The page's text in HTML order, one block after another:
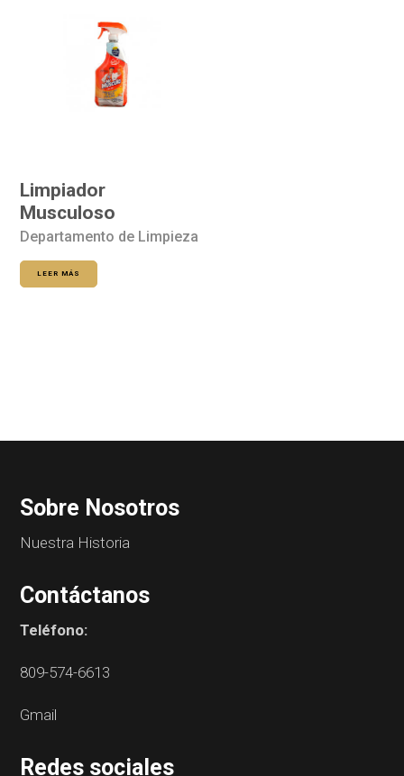
Limpiador
Musculoso
Departamento de Limpieza
LEER MÁS
Sobre Nosotros
Nuestra Historia
Contáctanos
Teléfono:
809-574-6613
Gmail
Redes sociales